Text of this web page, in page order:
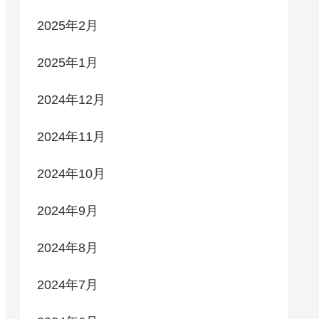
2025年2月
2025年1月
2024年12月
2024年11月
2024年10月
2024年9月
2024年8月
2024年7月